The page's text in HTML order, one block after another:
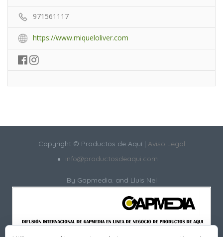
971561117
https://www.miqueloliver.com
Copyright © Productos de Aquí | Aviso Legal
info@productosdeaqui.com
By Gapmedia. and Lluis Nel